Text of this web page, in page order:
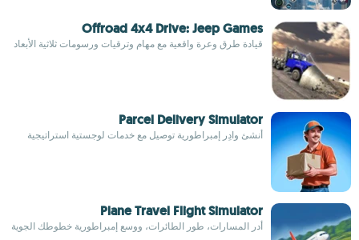
Offroad 4x4 Drive: Jeep Games
قيادة طرق وعرة واقعية مع مهام وترقيات ورسومات ثلاثية الأبعاد
Parcel Delivery Simulator
أنشئ وادِر إمبراطورية توصيل مع خدمات لوجستية استراتيجية
Plane Travel Flight Simulator
أدر المسارات، طور الطائرات، ووسع إمبراطورية خطوطك الجوية